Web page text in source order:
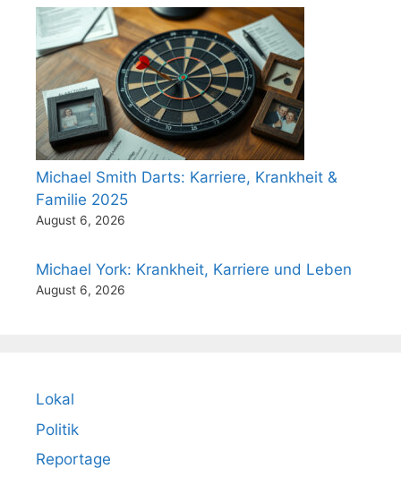
Michael Smith Darts: Karriere, Krankheit &
Familie 2025
August 6, 2026
Michael York: Krankheit, Karriere und Leben
August 6, 2026
Lokal
Politik
Reportage